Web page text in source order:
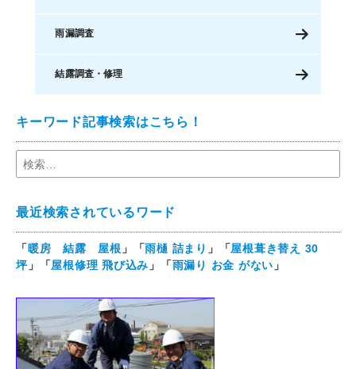
雨漏調査
結露調査・修理
キーワード記事検索はこちら！
最近検索されているワード
「暖房 結露 屋根 」「雨樋 詰まり 」「屋根葺き替え 30
坪」「屋根修理 飛び込み 」「雨漏り お金 がない 」